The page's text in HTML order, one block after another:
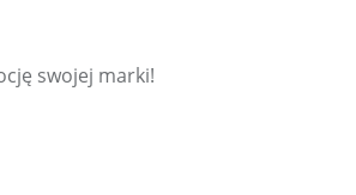
swojej marki!